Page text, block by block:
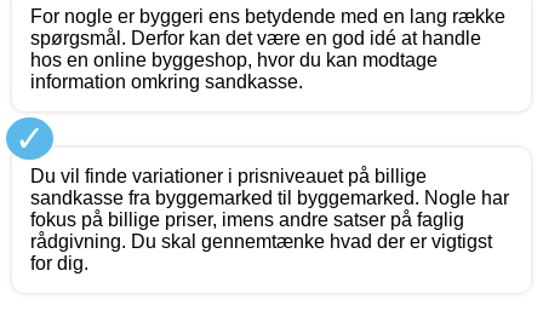
For nogle er byggeri ens betydende med en lang række
spørgsmål. Derfor kan det være en god idé at handle
hos en online byggeshop, hvor du kan modtage
information omkring sandkasse.
✓
Du vil finde variationer i prisniveauet på billige
sandkasse fra byggemarked til byggemarked. Nogle har
fokus på billige priser, imens andre satser på faglig
rådgivning. Du skal gennemtænke hvad der er vigtigst
for dig.